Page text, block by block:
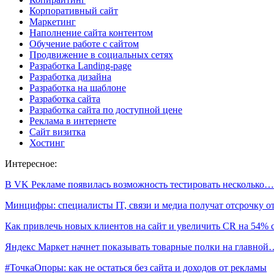
Корпоративный сайт
Маркетинг
Наполнение сайта контентом
Обучение работе с сайтом
Продвижение в социальных сетях
Разработка Landing-page
Разработка дизайна
Разработка на шаблоне
Разработка сайта
Разработка сайта по доступной цене
Реклама в интернете
Сайт визитка
Хостинг
Интересное:
В VK Рекламе появилась возможность тестировать несколько…
Минцифры: специалисты IT, связи и медиа получат отсрочку
Как привлечь новых клиентов на сайт и увеличить CR на 54%
Яндекс Маркет начнет показывать товарные полки на
#ТочкаОпоры: как не остаться без сайта и доходов от рекламы